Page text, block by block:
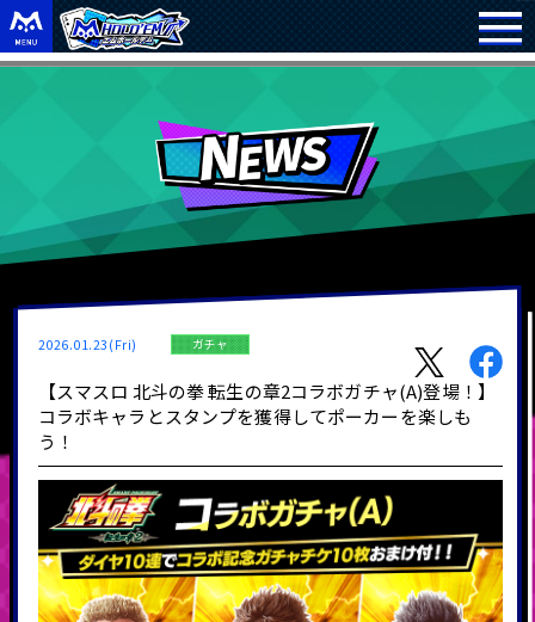
2026.01.23(Fri) ガチャ
【スマスロ 北斗の拳 転生の章2コラボガチャ(A)登場！】
コラボキャラとスタンプを獲得してポーカーを楽しも
う！